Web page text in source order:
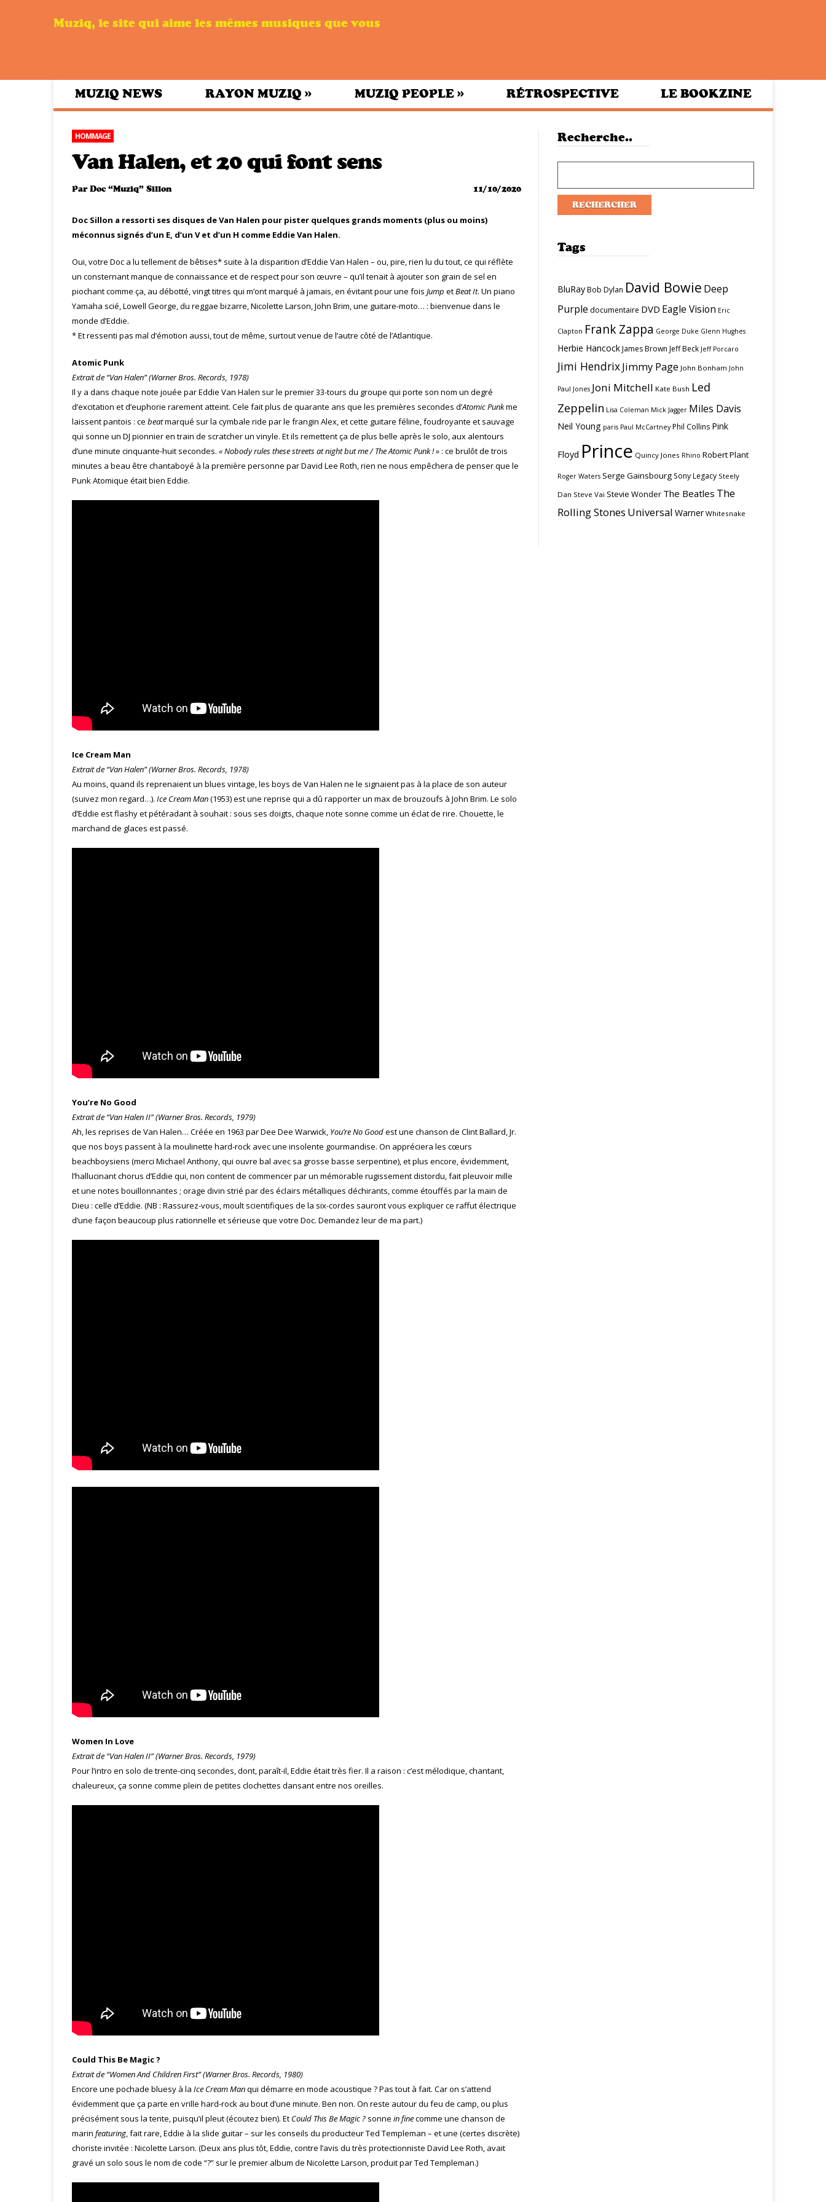
Muziq, le site qui aime les mêmes musiques que vous
MUZIQ NEWS RAYON MUZIQ » MUZIQ PEOPLE » RÉTROSPECTIVE LE BOOKZINE
HOMMAGE
Van Halen, et 20 qui font sens
ParDoc “Muziq” Sillon 11/10/2020
Doc Sillon a ressorti ses disques de Van Halen pour pister quelques grands moments (plus ou moins)
méconnus signés d’un E, d’un V et d’un H comme Eddie Van Halen.
Oui, votre Doc a lu tellement de bêtises* suite à la disparition d’Eddie Van Halen – ou, pire, rien lu du tout, ce qui réflète
un consternant manque de connaissance et de respect pour son œuvre – qu’il tenait à ajouter son grain de sel en
piochant comme ça, au débotté, vingt titres qui m’ont marqué à jamais, en évitant pour une fois Jump etBeat It. Un piano
Yamaha scié, Lowell George, du reggae bizarre, Nicolette Larson, John Brim, une guitare-moto… : bienvenue dans le
monde d’Eddie.
* Et ressenti pas mal d’émotion aussi, tout de même, surtout venue de l’autre côté de l’Atlantique.
Atomic Punk
Extrait de “Van Halen” (Warner Bros. Records, 1978)
Il y a dans chaque note jouée par Eddie Van Halen sur le premier 33-tours du groupe qui porte son nom un degré
d’excitation et d’euphorie rarement atteint. Cele fait plus de quarante ans que les premières secondes d’Atomic Punkme
laissent pantois : ce beatmarqué sur la cymbale ride par le frangin Alex, et cette guitare féline, foudroyante et sauvage
qui sonne un DJ pionnier en train de scratcher un vinyle. Et ils remettent ça de plus belle après le solo, aux alentours
d’une minute cinquante-huit secondes. « Nobody rules these streets at night but me / The Atomic Punk ! » : ce brulôt de trois
minutes a beau être chantaboyé à la première personne par David Lee Roth, rien ne nous empêchera de penser que le
Punk Atomique était bien Eddie.
Ice Cream Man
Extrait de “Van Halen” (Warner Bros. Records, 1978)
Au moins, quand ils reprenaient un blues vintage, les boys de Van Halen ne le signaient pas à la place de son auteur
(suivez mon regard…). Ice Cream Man(1953) est une reprise qui a dû rapporter un max de brouzoufs à John Brim. Le solo
d’Eddie est flashy et pétéradant à souhait : sous ses doigts, chaque note sonne comme un éclat de rire. Chouette, le
marchand de glaces est passé.
You’re No Good
Extrait de “Van Halen II” (Warner Bros. Records, 1979)
Ah, les reprises de Van Halen… Créée en 1963 par Dee Dee Warwick, You’re No Goodest une chanson de Clint Ballard, Jr.
que nos boys passent à la moulinette hard-rock avec une insolente gourmandise. On appréciera les cœurs
beachboysiens (merci Michael Anthony, qui ouvre bal avec sa grosse basse serpentine), et plus encore, évidemment,
l’hallucinant chorus d’Eddie qui, non content de commencer par un mémorable rugissement distordu, fait pleuvoir mille
et une notes bouillonnantes ; orage divin strié par des éclairs métalliques déchirants, comme étouffés par la main de
Dieu : celle d’Eddie. (NB : Rassurez-vous, moult scientifiques de la six-cordes sauront vous expliquer ce raffut électrique
d’une façon beaucoup plus rationnelle et sérieuse que votre Doc. Demandez leur de ma part.)
Women In Love
Extrait de “Van Halen II” (Warner Bros. Records, 1979)
Pour l’intro en solo de trente-cinq secondes, dont, paraît-il, Eddie était très fier. Il a raison : c’est mélodique, chantant,
chaleureux, ça sonne comme plein de petites clochettes dansant entre nos oreilles.
Could This Be Magic ?
Extrait de “Women And Children First” (Warner Bros. Records, 1980)
Encore une pochade bluesy à la Ice Cream Manqui démarre en mode acoustique ? Pas tout à fait. Car on s’attend
évidemment que ça parte en vrille hard-rock au bout d’une minute. Ben non. On reste autour du feu de camp, ou plus
précisément sous la tente, puisqu’il pleut (écoutez bien). Et Could This Be Magic ? sonne in finecomme une chanson de
marin featuring, fait rare, Eddie à la slide guitar – sur les conseils du producteur Ted Templeman – et une (certes discrète)
choriste invitée : Nicolette Larson. (Deux ans plus tôt, Eddie, contre l’avis du très protectionniste David Lee Roth, avait
gravé un solo sous le nom de code “?” sur le premier album de Nicolette Larson, produit par Ted Templeman.)
Recherche..
Tags
BluRay Bob Dylan David Bowie Deep
Purple documentaire DVD Eagle Vision Eric
Clapton Frank Zappa George Duke Glenn Hughes
Herbie Hancock James Brown Jeff Beck Jeff Porcaro
Jimi HendrixJimmy Page John Bonham John
Paul Jones Joni Mitchell Kate Bush Led
Zeppelin Lisa Coleman Mick Jagger Miles Davis
Neil Young paris Paul McCartney Phil Collins Pink
Floyd Prince Quincy Jones Rhino Robert Plant
Roger Waters Serge Gainsbourg Sony Legacy Steely
Dan Steve Vai Stevie Wonder The Beatles The
Rolling Stones Universal Warner Whitesnake